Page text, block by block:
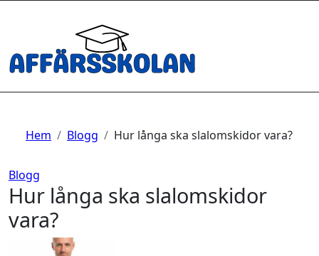
Hem Blogg Hur långa ska slalomskidor vara?
Blogg
Hur långa ska slalomskidor
vara?